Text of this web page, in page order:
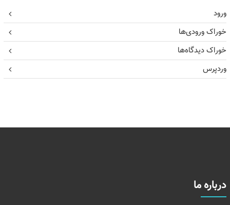
ورود
خوراک ورودی‌ها
خوراک دیدگاه‌ها
وردپرس
درباره ما